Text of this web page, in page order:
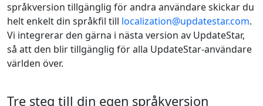
språkversion tillgänglig för andra användare skickar du
helt enkelt din språkfil till localization@updatestar.com.
Vi integrerar den gärna i nästa version av UpdateStar,
så att den blir tillgänglig för alla UpdateStar-användare
världen över.
Tre steg till din egen språkversion